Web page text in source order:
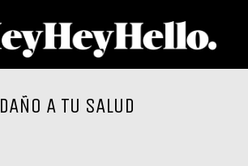
DAÑO A TU SALUD